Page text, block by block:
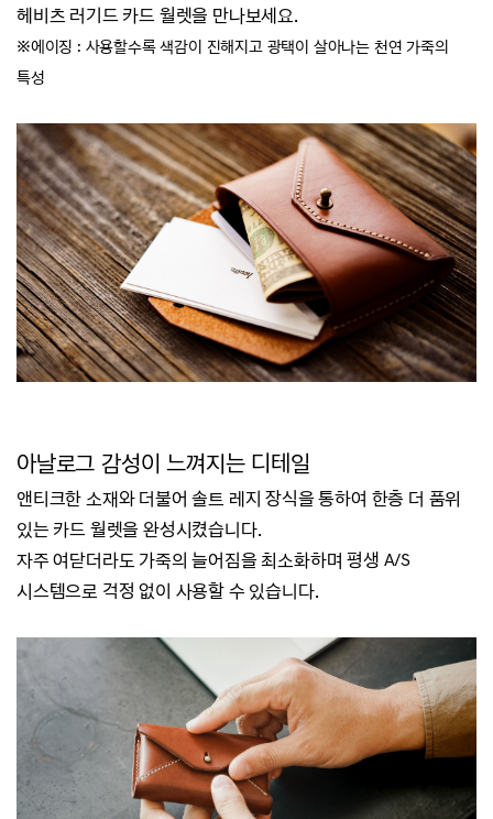
헤비츠 러기드 카드 월렛을 만나보세요.
※에이징 : 사용할수록 색감이 진해지고 광택이 살아나는 천연 가죽의
특성
아날로그 감성이 느껴지는 디테일
앤티크한 소재와 더불어 솔트 레지 장식을 통하여 한층 더 품위
있는 카드 월렛을 완성시켰습니다.
자주 여닫더라도 가죽의 늘어짐을 최소화하며평생 A/S
시스템으로 걱정 없이 사용할 수 있습니다.